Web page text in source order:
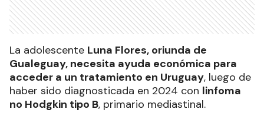
La adolescente Luna Flores, oriunda de
Gualeguay, necesita ayuda económica para
acceder a un tratamiento en Uruguay, luego de
haber sido diagnosticada en 2024 con linfoma
no Hodgkin tipo B, primario mediastinal.